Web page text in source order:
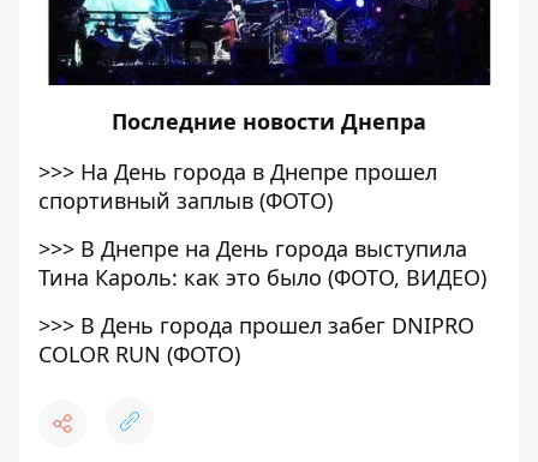
Последние новости Днепра
>>> На День города в Днепре прошел
спортивный заплыв (ФОТО)
>>> В Днепре на День города выступила
Тина Кароль: как это было (ФОТО, ВИДЕО)
>>> В День города прошел забег DNIPRO
COLOR RUN (ФОТО)